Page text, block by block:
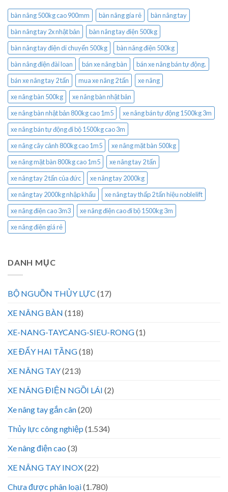
bàn nâng 500kg cao 900mm bàn nâng gía rẻ
bàn nâng tay
bàn nâng tay 2x nhật bản
bàn nâng tay điện 500kg
bàn nâng tay điện di chuyển 500kg
bàn nâng điện 500kg
bàn nâng điện đài loan
bán xe nâng bàn
bán xe nâng bán tự động.
bán xe nâng tay 2 tấn
mua xe nâng 2 tấn
xe nâng
xe nâng bàn 500kg
xe nâng bàn nhật bản
xe nâng bàn nhật bản 800kg cao 1m5
xe nâng bán tự động 1500kg 3m
xe nâng bán tự động đi bộ 1500kg cao 3m
xe nâng cây cảnh 800kg cao 1m5
xe nâng mặt bàn 500kg
xe nâng mặt bàn 800kg cao 1m5
xe nâng tay 2 tấn
xe nâng tay 2 tấn của đức
xe nâng tay 2000kg
xe nâng tay 2000kg nhập khẩu
xe nâng tay thấp 2 tấn hiệu noblelift
xe nâng điện cao 3m3
xe nâng điện cao đi bộ 1500kg 3m
xe nâng điện giá rẻ
DANH MỤC
BỘ NGUỒN THỦY LỰC (17)
XE NÂNG BÀN (118)
XE-NANG-TAYCANG-SIEU-RONG(1)
XE ĐẨY HAI TẦNG(18)
XE NÂNG TAY(213)
XE NÂNG ĐIỆN NGỒI LÁI (2)
Xe nâng tay gắn cân(20)
Thủy lực công nghiệp (1.534)
Xe nâng điện cao (3)
XE NÂNG TAY INOX(22)
Chưa được phân loại(1.780)